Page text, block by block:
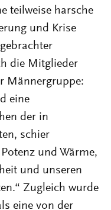
teilweise harsche
und Krise
die Mitglieder
Männergruppe:
eine
der in
schier
und Wärme,
und unseren
Zugleich wurde
eine von der